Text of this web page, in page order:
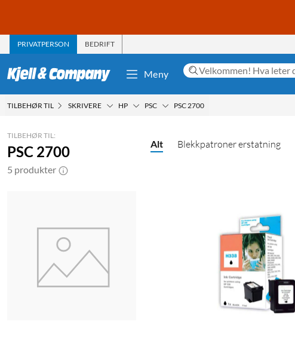
PRIVATPERSON BEDRIFT
Meny
TILBEHØR TIL SKRIVERE HP PSC PSC 2700
TILBEHØR TIL:
PSC 2700
5 produkter
Alt Blekkpatroner erstatning